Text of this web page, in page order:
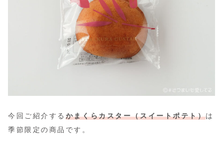
今回ご紹介する かまくらカスター（スイートポテト）は
季節限定の商品です。